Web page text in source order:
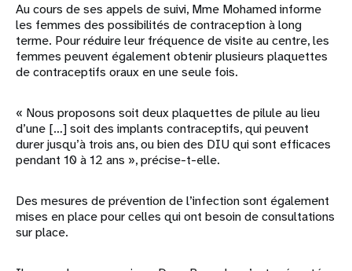
Au cours de ses appels de suivi, Mme Mohamed informe
les femmes des possibilités de contraception à long
terme. Pour réduire leur fréquence de visite au centre, les
femmes peuvent également obtenir plusieurs plaquettes
de contraceptifs oraux en une seule fois.
« Nous proposons soit deux plaquettes de pilule au lieu
d’une […] soit des implants contraceptifs, qui peuvent
durer jusqu’à trois ans, ou bien des DIU qui sont efficaces
pendant 10 à 12 ans », précise-t-elle.
Des mesures de prévention de l’infection sont également
mises en place pour celles qui ont besoin de consultations
sur place.